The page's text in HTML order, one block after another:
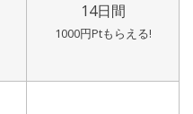
14日間
1000円Ptもらえる!